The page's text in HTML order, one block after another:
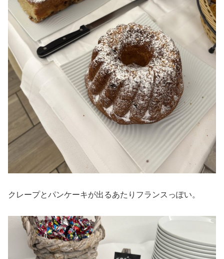
クレープとパンケーキが出るあたりフランスっぽい。